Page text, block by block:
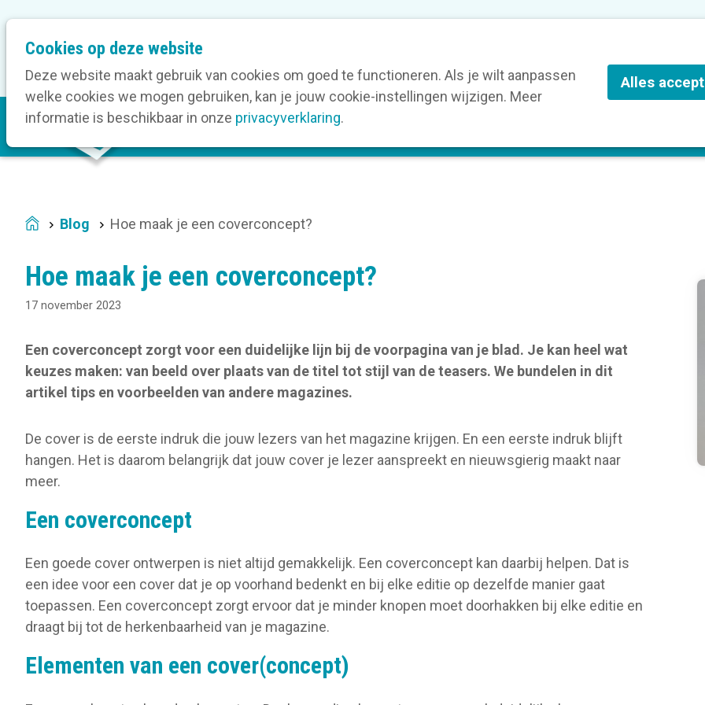
Cookies op deze website
Deze website maakt gebruik van cookies om goed te functioneren. Als je wilt aanpassen
welke cookies we mogen gebruiken, kan je jouw cookie-instellingen wijzigen. Meer
informatie is beschikbaar in onze privacyverklaring.
Alles
M
a
i
v
g
o
Volg een opleiding
e
t
a
n
v
a
o
Onze bedrijfsleden
Home
Blog Hoe maak je een coverconcept?
Hoe maak je een coverconcept?
17 november 2023
Een coverconcept zorgt voor een duidelijke lijn bij de voorpagina van je blad. Je kan heel wat
keuzes maken: van beeld over plaats van de titel tot stijl van de teasers. We bundelen in dit
artikel tips en voorbeelden van andere magazines.
De cover is de eerste indruk die jouw lezers van het magazine krijgen. En een eerste indruk blijft
hangen. Het is daarom belangrijk dat jouw cover je lezer aanspreekt en nieuwsgierig maakt naar
meer.
Een coverconcept
Een goede cover ontwerpen is niet altijd gemakkelijk. Een coverconcept kan daarbij helpen. Dat is
een idee voor een cover dat je op voorhand bedenkt en bij elke editie op dezelfde manier gaat
toepassen. Een coverconcept zorgt ervoor dat je minder knopen moet doorhakken bij elke editie en
draagt bij tot de herkenbaarheid van je magazine.
Elementen van een cover(concept)